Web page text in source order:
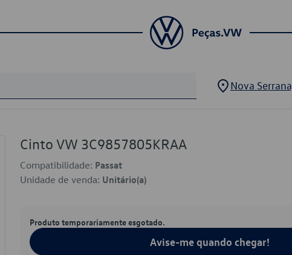
Nova Serrana
Cinto VW 3C9857805KRAA
Compatibilidade: Passat
Unidade de venda: Unitário(a)
Produto temporariamente esgotado.
Avise-me quando chegar!